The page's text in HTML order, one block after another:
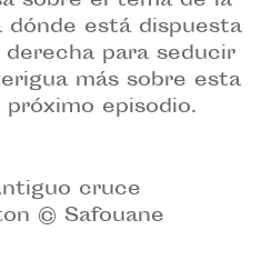
dónde está dispuesta
para seducir
más sobre esta
episodio.
cruce
© Safouane